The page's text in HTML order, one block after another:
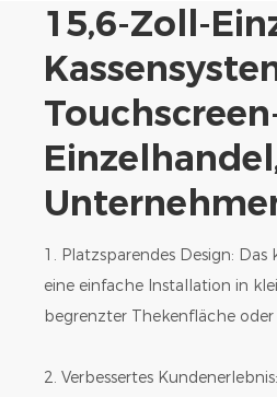
15,6-Zoll-
1. Platzsparendes Design:
eine einfache Installation in
begrenzter Thekenfläche
2. Verbessertes